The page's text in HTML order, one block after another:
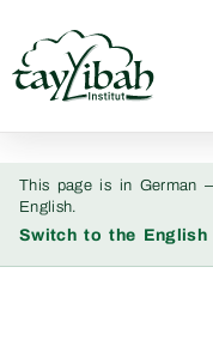
This page is in German
English.
Switch to the English